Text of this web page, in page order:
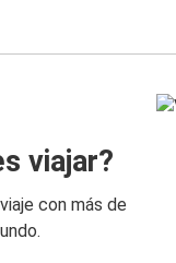
viajar?
con más de